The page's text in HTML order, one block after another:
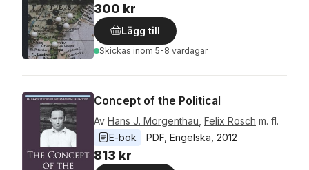
300 kr
Lägg till
Skickas inom 5-8 vardagar
Concept of the Political
Av Hans J. Morgenthau Felix Rosch m. fl.
E-bok
PDF Engelska 2012
813 kr